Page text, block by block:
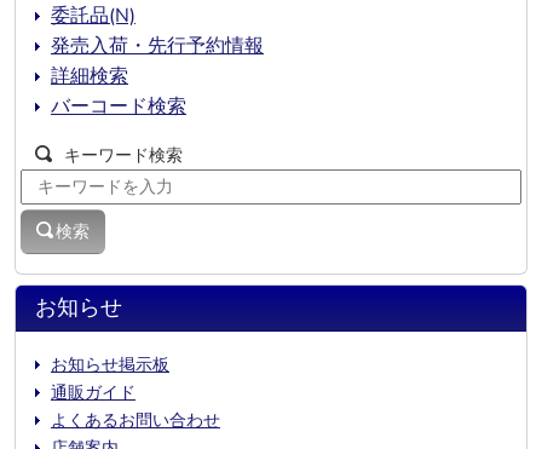
お知らせ
お知らせ掲示板
通販ガイド
よくあるお問い合わせ
委託品(N)
発売入荷・先行予約情報
詳細検索
バーコード検索
キーワード検索
検索